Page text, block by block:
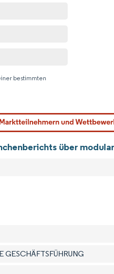
bestimmten
über
GESCHÄFTSFÜHRUNG